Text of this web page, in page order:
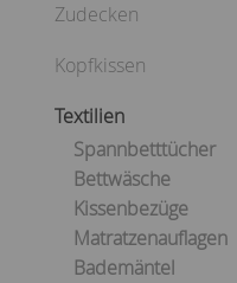
Zudecken
Kopfkissen
Textilien
Spannbetttücher
Bettwäsche
Kissenbezüge
Matratzenauflagen
Bademäntel